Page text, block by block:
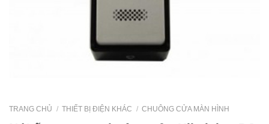
TRANG CHỦ / THIẾT BỊ ĐIỆN KHÁC / CHUÔNG CỬA MÀN HÌNH